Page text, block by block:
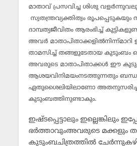
മാതാവ് പ്രസവിച്ച ശിശു
സ്വതന്ത്രവ്യക്തിത്വം രൂപപ്പെടുകയും
ദാമ്പത്യജീവിതം ആരംഭിച്ച്
അവര്‍
താമസിച്ച് തങ്ങളുടേതായ കുടുംബം
അവരുടെ മാതാപിതാക്കള്‍ ഈ
ആശയവിനിമയംനടത്തുന്നതും
ഏതുശൈലിയിലാണോ
കുടുംബത്തിനുണ്ടാകും.
ഇഷ്ടപ്പെട്ടാലും ഇല്ലെങ്കിലും
ഭര്‍ത്താവുംഅവരുടെ മക്കളും
കുടുംബചിത്രത്തില്‍